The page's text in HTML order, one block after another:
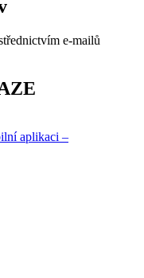
e-mailů
aplikaci –